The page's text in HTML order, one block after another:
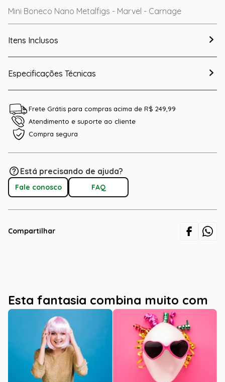
Mini Boneco Nano Metalfigs - Marvel - Carnage
Itens Inclusos
Especificações Técnicas
Frete Grátis para compras acima de R$ 249,99
Atendimento e suporte ao cliente
Compra segura
Está precisando de ajuda?
Fale conosco FAQ
Compartilhar
Esta fantasia combina muito com